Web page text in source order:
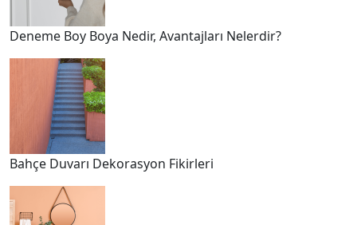
Deneme Boy Boya Nedir, Avantajları Nelerdir?
Bahçe Duvarı Dekorasyon Fikirleri